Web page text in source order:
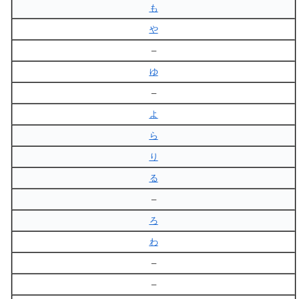
も
や
–
ゆ
–
よ
ら
り
る
–
ろ
わ
–
–